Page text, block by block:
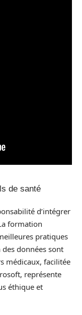
de santé
d’intégrer
formation
pratiques
données sont
médicaux, facilitée
représente
éthique et